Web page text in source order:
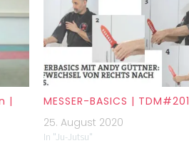
|
MESSER-BASICS | TDM#201
25. August 2020
In "Ju-Jutsu"